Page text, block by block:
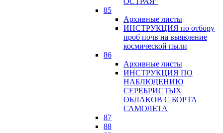
85
Архивные листы
ИНСТРУКЦИЯ по отбору
проб почв на выявление
космической пыли
86
Архивные листы
ИНСТРУКЦИЯ ПО
НАБЛЮДЕНИЮ
СЕРЕБРИСТЫХ
ОБЛАКОВ С БОРТА
САМОЛЕТА
87
88